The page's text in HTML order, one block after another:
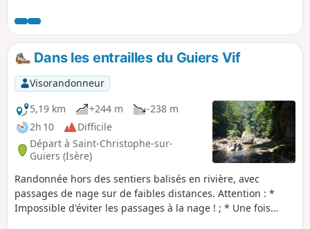
Dans les entrailles du Guiers Vif
Visorandonneur
5,19 km
+244 m
-238 m
2h 10
Difficile
Départ à Saint-Christophe-sur-
Guiers (Isère)
Randonnée hors des sentiers balisés en rivière, avec
passages de nage sur de faibles distances. Attention : *
Impossible d'éviter les passages à la nage ! ; * Une fois